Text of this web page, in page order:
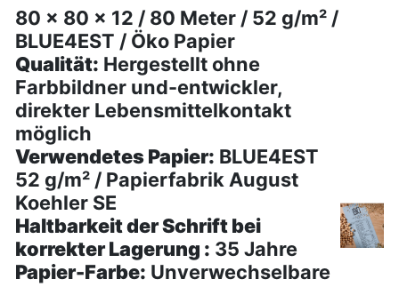
80 x 80 x 12 / 80 Meter / 52 g/m² /
BLUE4EST / Öko Papier
Qualität: Hergestellt ohne
Farbbildner und-entwickler,
direkter Lebensmittelkontakt
möglich
Verwendetes Papier: BLUE4EST
52 g/m² / Papierfabrik August
Koehler SE
Haltbarkeit der Schrift bei
korrekter Lagerung : 35 Jahre
Papier-Farbe: Unverwechselbare